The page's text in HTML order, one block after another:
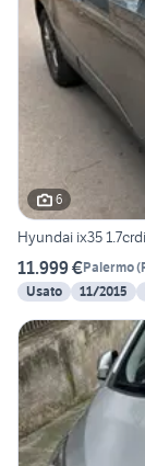
6
Hyundai ix35
11.999 €Palermo(
Usato
11/2015